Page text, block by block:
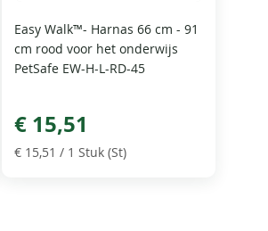
Easy Walk™- Harnas 66 cm - 91
cm rood voor het onderwijs
PetSafe EW-H-L-RD-45
€ 15,51
€ 15,51 / 1 Stuk (St)